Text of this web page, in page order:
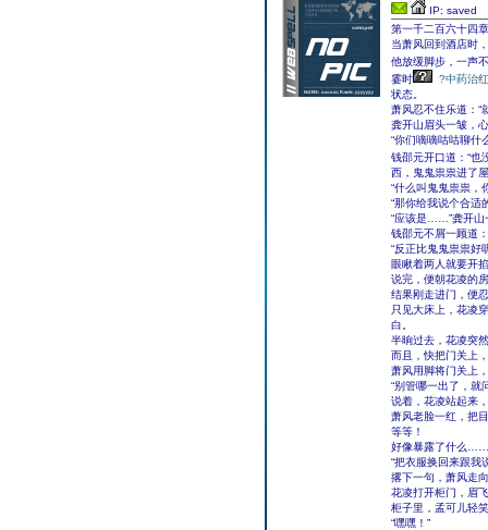
IP: saved
第一千二百六十四
当萧风回到酒店时
他放缓脚步，一声
霎时
?中药治
状态。
萧风忍不住乐道：“
龚开山眉头一皱，
“你们嘀嘀咕咕聊什
钱邵元开口道：“也
西，鬼鬼祟祟进了
“什么叫鬼鬼祟祟，
“那你给我说个合适
“应该是……”龚开山
钱邵元不屑一顾道
“反正比鬼鬼祟祟好
眼瞅着两人就要开
说完，便朝花凌的
结果刚走进门，便
只见大床上，花凌
白。
半晌过去，花凌突
而且，快把门关上
萧风用脚将门关上
“别管哪一出了，就
说着，花凌站起来
萧风老脸一红，把
等等！
好像暴露了什么……
“把衣服换回来跟我
撂下一句，萧风走
花凌打开柜门，眉
柜子里，孟可儿轻
“嘿嘿！”